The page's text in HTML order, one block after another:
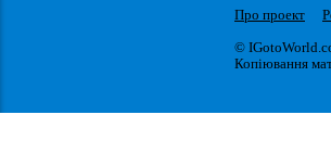
Про проект
©
Копіювання